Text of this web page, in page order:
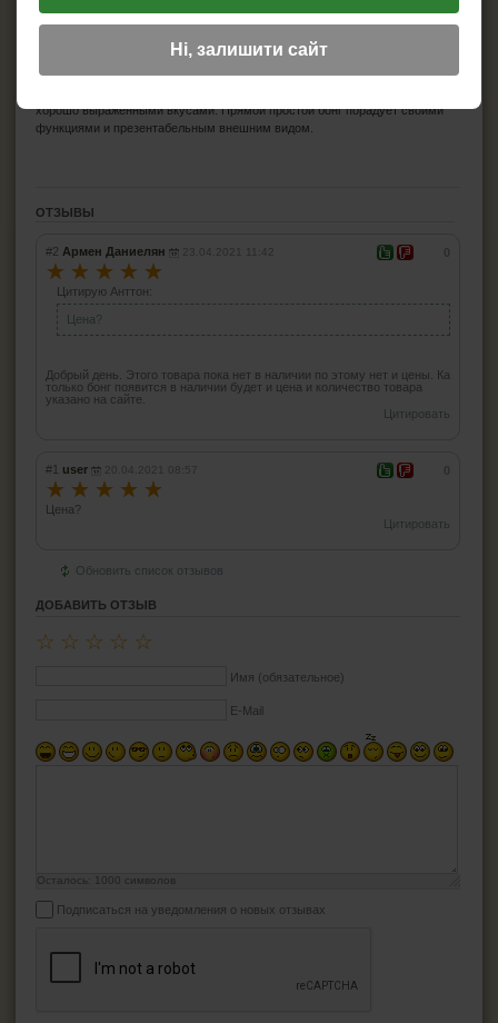
Достаточно необычная высокая модель бонга со специальными
вставками – сеточками по высоте колбы. Каждая из них разбивает дым на
мелкие струйки, не только дополнительно его охлаждая, но и очищая. Так
хорошо выраженными вкусами. Прямой простой бонг порадует своими
функциями и презентабельным внешним видом.
ОТЗЫВЫ
#2 Армен Даниелян
☆ ☆ ☆ ☆ ☆
Цитирую Анттон:
Цена?
Добрый день. Этого товара пока нет в наличии по этому нет и цены. Ка
только бонг появится в наличии будет и цена и количество товара
указано на сайте.
Цитировать
#1 user 20.04.2021 08:57
☆ ☆ ☆ ☆ ☆
Цена?
Цитировать
Обновить список отзывов
ДОБАВИТЬ ОТЗЫВ
☆
☆
☆
☆
☆
Имя (обязательное)
E-Mail
Осталось: 1000 символов
Подписаться на уведомления о новых отзывах
Ні, залишити сайт